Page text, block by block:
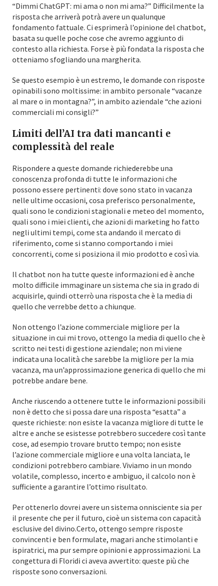
“Dimmi ChatGPT: mi ama o non mi ama?” Difficilmente la
risposta che arriverà potrà avere un qualunque
fondamento fattuale. Ci esprimerà l’opinione del chatbot,
basata su quelle poche cose che avremo aggiunto di
contesto alla richiesta. Forse è più fondata la risposta che
otteniamo sfogliando una margherita.
Se questo esempio è un estremo, le domande con risposte
opinabili sono moltissime: in ambito personale “vacanze
al mare o in montagna?”, in ambito aziendale “che azioni
commerciali mi consigli?”
Limiti dell’AI tra dati mancanti e
complessità del reale
Rispondere a queste domande richiederebbe una
conoscenza profonda di tutte le informazioni che
possono essere pertinenti: dove sono stato in vacanza
nelle ultime occasioni, cosa preferisco personalmente,
quali sono le condizioni stagionali e meteo del momento,
quali sono i miei clienti, che azioni di marketing ho fatto
negli ultimi tempi, come sta andando il mercato di
riferimento, come si stanno comportando i miei
concorrenti, come si posiziona il mio prodotto e così via.
Il chatbot non ha tutte queste informazioni ed è anche
molto difficile immaginare un sistema che sia in grado di
acquisirle, quindi otterrò una risposta che è la media di
quello che verrebbe detto a chiunque.
Non ottengo l’azione commerciale migliore per la
situazione in cui mi trovo, ottengo la media di quello che è
scritto nei testi di gestione aziendale; non mi viene
indicata una località che sarebbe la migliore per la mia
vacanza, ma un’approssimazione generica di quello che mi
potrebbe andare bene.
Anche riuscendo a ottenere tutte le informazioni possibili
non è detto che si possa dare una risposta “esatta” a
queste richieste: non esiste la vacanza migliore di tutte le
altre e anche se esistesse potrebbero succedere così tante
cose, ad esempio trovare brutto tempo; non esiste
l’azione commerciale migliore e una volta lanciata, le
condizioni potrebbero cambiare. Viviamo in un mondo
volatile, complesso, incerto e ambiguo, il calcolo non è
sufficiente a garantire l’ottimo risultato.
Per ottenerlo dovrei avere un sistema onnisciente sia per
il presente che per il futuro, cioè un sistema con capacità
esclusive del divino.Certo, ottengo sempre risposte
convincenti e ben formulate, magari anche stimolanti e
ispiratrici, ma pur sempre opinioni e approssimazioni. La
congettura di Floridi ci aveva avvertito: queste più che
risposte sono conversazioni.